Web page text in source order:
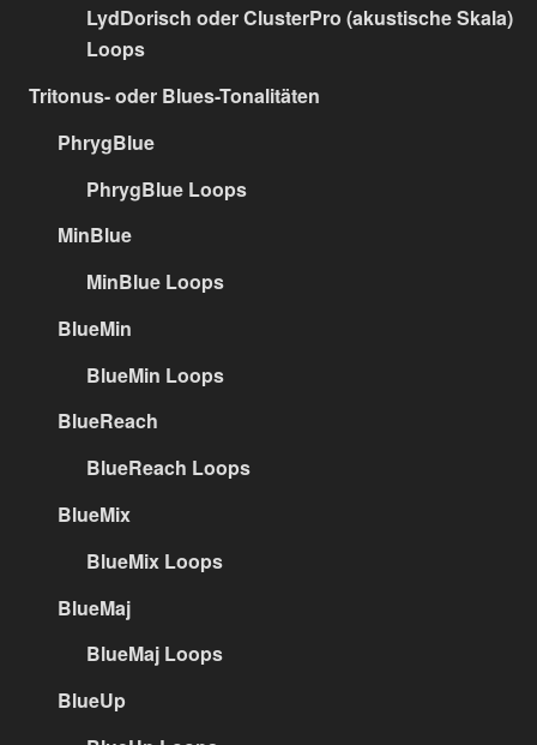
LydDorisch oder ClusterPro (akustische Skala)
Loops
Tritonus- oder Blues-Tonalitäten
PhrygBlue
PhrygBlue Loops
MinBlue
MinBlue Loops
BlueMin
BlueMin Loops
BlueReach
BlueReach Loops
BlueMix
BlueMix Loops
BlueMaj
BlueMaj Loops
BlueUp